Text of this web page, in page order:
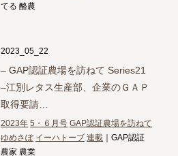
てる 酪農
2023_05_22
– GAP認証農場を訪ねて Series21
–江別レタス生産部、企業のＧＡＰ
取得要請…
2023年 5・６月号 GAP認証農場を訪ねて
ゆめさぽ イーハトーブ 連載 ｜GAP認証
農家 農業